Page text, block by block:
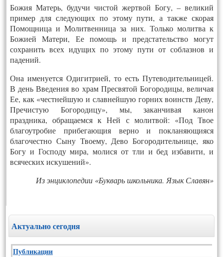
Божия Матерь, будучи чистой жертвой Богу, – великий
пример для следующих по этому пути, а также скорая
Помощница и Молитвенница за них. Только молитва к
Божией Матери, Ее помощь и предстательство могут
сохранить всех идущих по этому пути от соблазнов и
падений.
Она именуется Одигитрией, то есть Путеводительницей.
В день Введения во храм Пресвятой Богородицы, величая
Ее, как «честнейшую и славнейшую горних воинств Деву,
Пречистую Богородицу», мы, заканчивая канон
праздника, обращаемся к Ней с молитвой: «Под Твое
благоутробие прибегающия верно и покланяющияся
благочестно Сыну Твоему, Дево Богородительнице, яко
Богу и Господу мира, молися от тли и бед избавити, и
всяческих искушений».
Из энциклопедии «Букварь школьника. Язык Славян»
Актуально сегодня
Публикации